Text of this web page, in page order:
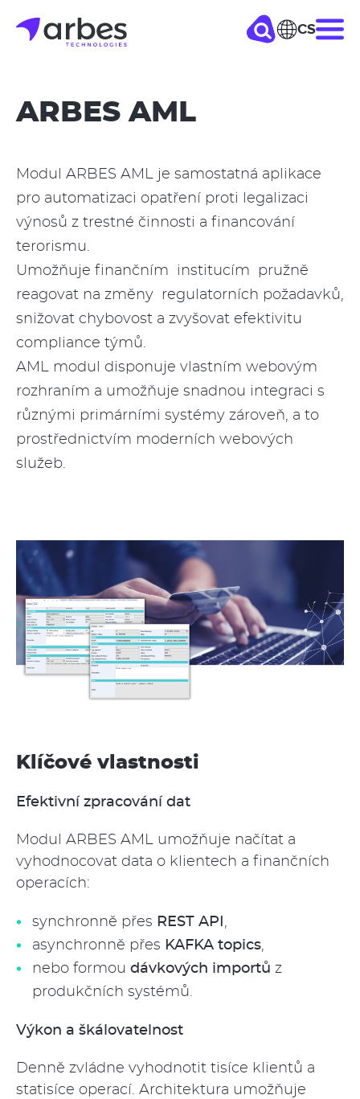
CS
ARBES AML
Modul ARBES AML je samostatná aplikace
pro automatizaci opatření proti legalizaci
výnosů z trestné činnosti a financování
terorismu.
Umožňuje finančním institucím pružně
reagovat na změny regulatorních požadavků,
snižovat chybovost a zvyšovat efektivitu
compliance týmů.
AML modul disponuje vlastním webovým
rozhraním a umožňuje snadnou integraci s
různými primárními systémy zároveň, a to
prostřednictvím moderních webových
služeb.
Klíčové vlastnosti
Efektivní zpracování dat
Modul ARBES AML umožňuje načítat a
vyhodnocovat data o klientech a finančních
operacích:
synchronně přes REST API ,
asynchronně přes KAFKA topics,
nebo formou dávkových importů z
produkčních systémů.
Výkon a škálovatelnost
Denně zvládne vyhodnotit tisíce klientů a
statisíce operací. Architektura umožňuje